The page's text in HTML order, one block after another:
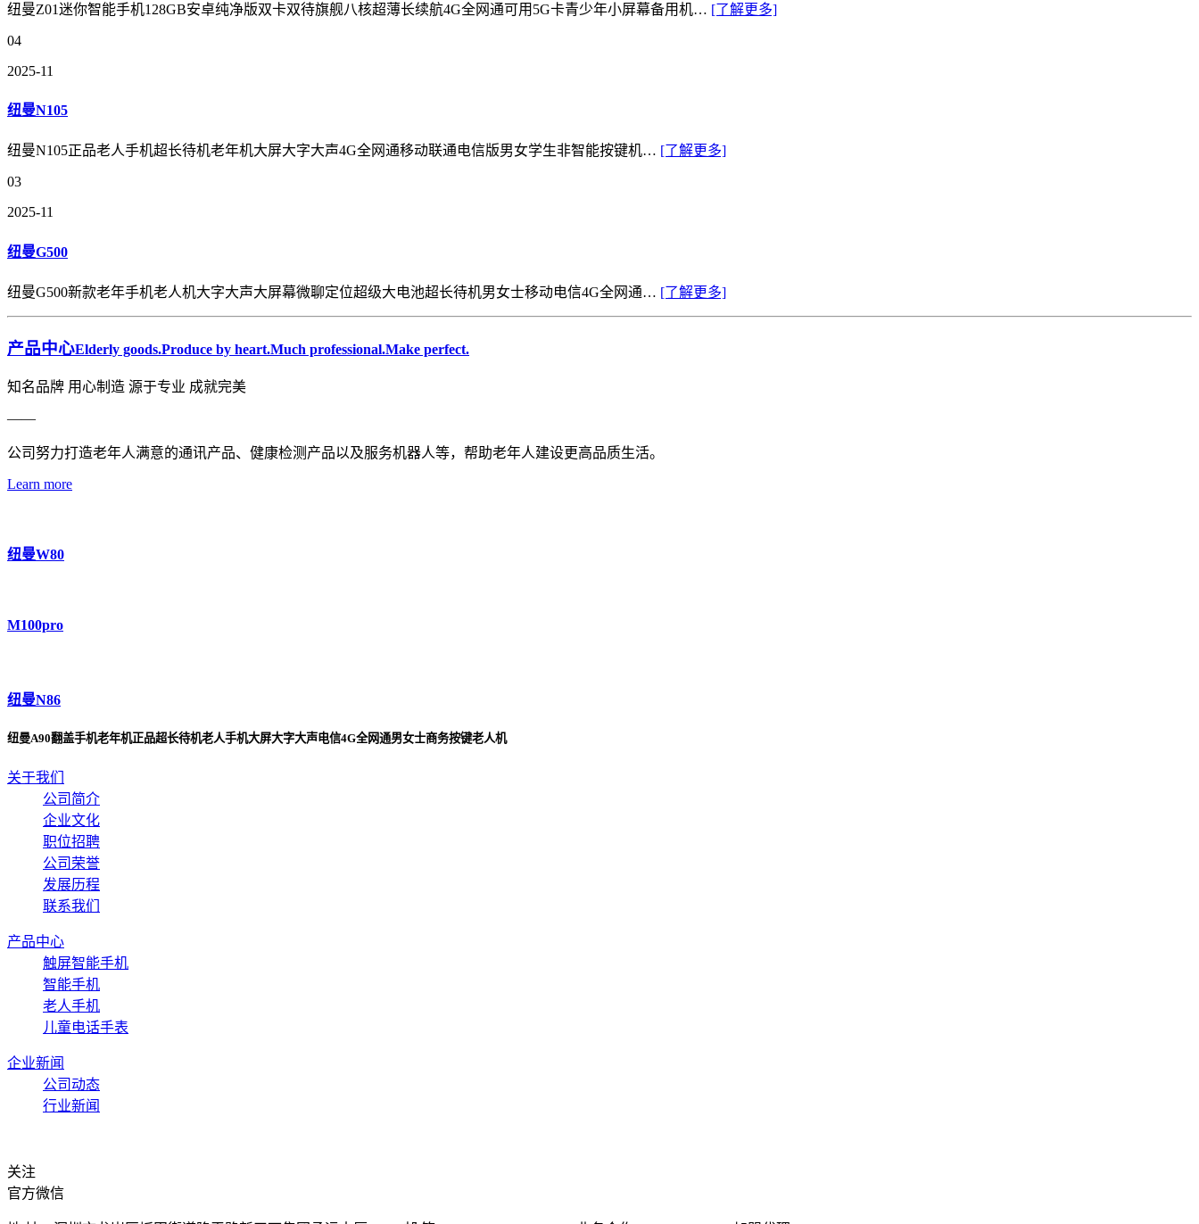
纽曼Z01迷你智能手机128GB安卓纯净版双卡双待旗舰八核超薄长续航4G全网通可用5G卡青少年小屏幕备用机… [了解更多]
04
2025-11
纽曼N105
纽曼N105正品老人手机超长待机老年机大屏大字大声4G全网通移动联通电信版男女学生非智能按键机… [了解更多]
03
2025-11
纽曼G500
纽曼G500新款老年手机老人机大字大声大屏幕微聊定位超级大电池超长待机男女士移动电信4G全网通… [了解更多]
产品中心Elderly goods.Produce by heart.Much professional.Make perfect.
知名品牌 用心制造 源于专业 成就完美
——
公司努力打造老年人满意的通讯产品、健康检测产品以及服务机器人等，帮助老年人建设更高品质生活。
Learn more
纽曼W80
M100pro
纽曼N86
纽曼A90翻盖手机老年机正品超长待机老人手机大屏大字大声电信4G全网通男女士商务按键老人机
关于我们
公司简介
企业文化
职位招聘
公司荣誉
发展历程
联系我们
产品中心
触屏智能手机
智能手机
老人手机
儿童电话手表
企业新闻
公司动态
行业新闻
关注
官方微信